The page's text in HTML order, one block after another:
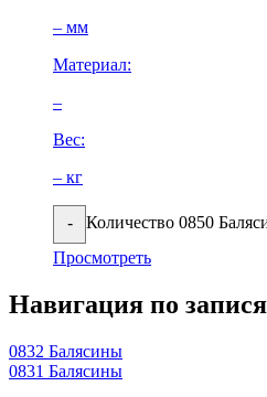
– мм
Материал:
–
Вес:
– кг
- Количество 0850
Просмотреть
Навигация по
0832 Балясины
0831 Балясины